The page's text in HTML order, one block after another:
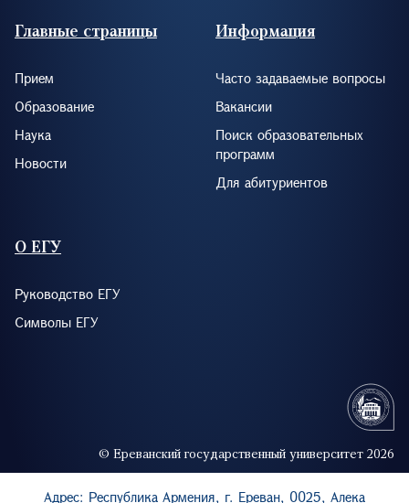
Footer (RUS)
Главные страницы
Прием
Образование
Наука
Новости
Информация
Часто задаваемые вопросы
Вакансии
Поиск образовательных
программ
Для абитуриентов
О ЕГУ
Руководство ЕГУ
Символы ЕГУ
© Ереванский государственный университет 2026
Адрес: Республика Армения, г. Ереван, 0025, Алека